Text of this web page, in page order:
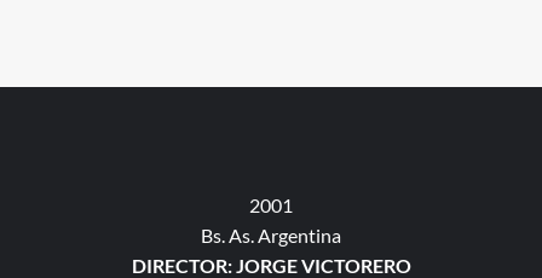
2001
Bs. As. Argentina
DIRECTOR: JORGE VICTORERO